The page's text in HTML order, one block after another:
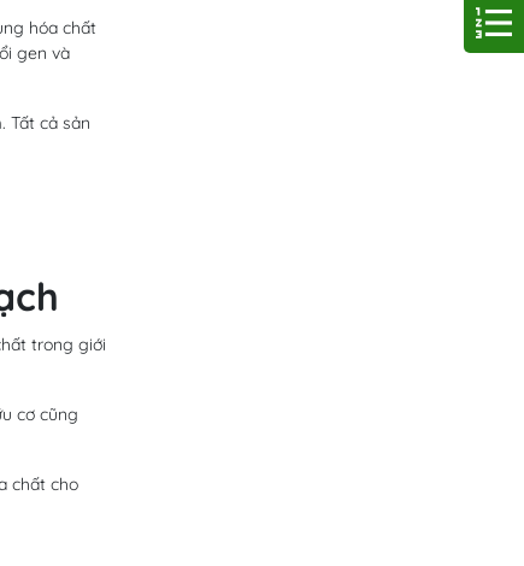
hóa chất
gen và
Tất cả sản
trong giới
cơ cũng
chất cho